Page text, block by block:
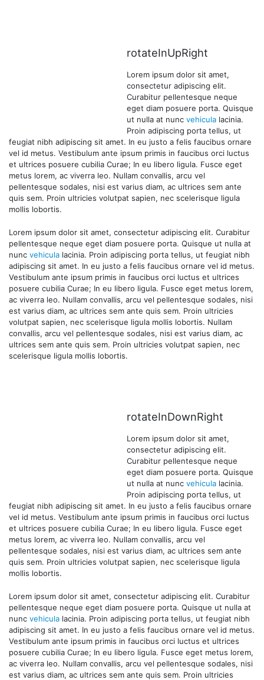
rotateInUpRight
Lorem ipsum dolor sit amet,
consectetur adipiscing elit.
Curabitur pellentesque neque
eget diam posuere porta. Quisque
ut nulla at nunc vehicula lacinia.
Proin adipiscing porta tellus, ut
feugiat nibh adipiscing sit amet. In eu justo a felis faucibus ornare
vel id metus. Vestibulum ante ipsum primis in faucibus orci luctus
et ultrices posuere cubilia Curae; In eu libero ligula. Fusce eget
metus lorem, ac viverra leo. Nullam convallis, arcu vel
pellentesque sodales, nisi est varius diam, ac ultrices sem ante
quis sem. Proin ultricies volutpat sapien, nec scelerisque ligula
mollis lobortis.
Lorem ipsum dolor sit amet, consectetur adipiscing elit. Curabitur
pellentesque neque eget diam posuere porta. Quisque ut nulla at
nunc vehicula lacinia. Proin adipiscing porta tellus, ut feugiat nibh
adipiscing sit amet. In eu justo a felis faucibus ornare vel id metus.
Vestibulum ante ipsum primis in faucibus orci luctus et ultrices
posuere cubilia Curae; In eu libero ligula. Fusce eget metus lorem,
ac viverra leo. Nullam convallis, arcu vel pellentesque sodales, nisi
est varius diam, ac ultrices sem ante quis sem. Proin ultricies
volutpat sapien, nec scelerisque ligula mollis lobortis. Nullam
convallis, arcu vel pellentesque sodales, nisi est varius diam, ac
ultrices sem ante quis sem. Proin ultricies volutpat sapien, nec
scelerisque ligula mollis lobortis.
rotateInDownRight
Lorem ipsum dolor sit amet,
consectetur adipiscing elit.
Curabitur pellentesque neque
eget diam posuere porta. Quisque
ut nulla at nunc vehicula lacinia.
Proin adipiscing porta tellus, ut
feugiat nibh adipiscing sit amet. In eu justo a felis faucibus ornare
vel id metus. Vestibulum ante ipsum primis in faucibus orci luctus
et ultrices posuere cubilia Curae; In eu libero ligula. Fusce eget
metus lorem, ac viverra leo. Nullam convallis, arcu vel
pellentesque sodales, nisi est varius diam, ac ultrices sem ante
quis sem. Proin ultricies volutpat sapien, nec scelerisque ligula
mollis lobortis.
Lorem ipsum dolor sit amet, consectetur adipiscing elit. Curabitur
pellentesque neque eget diam posuere porta. Quisque ut nulla at
nunc vehicula lacinia. Proin adipiscing porta tellus, ut feugiat nibh
adipiscing sit amet. In eu justo a felis faucibus ornare vel id metus.
Vestibulum ante ipsum primis in faucibus orci luctus et ultrices
posuere cubilia Curae; In eu libero ligula. Fusce eget metus lorem,
ac viverra leo. Nullam convallis, arcu vel pellentesque sodales, nisi
est varius diam, ac ultrices sem ante quis sem. Proin ultricies